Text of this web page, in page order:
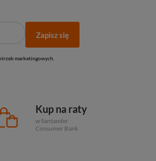
Zapisz się
marketingowych.
Kup na raty
w Santander
Consumer Bank